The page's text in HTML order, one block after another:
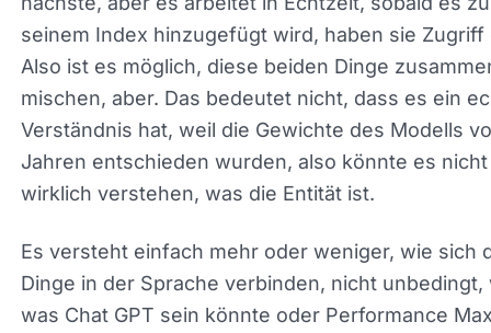
Dezember angekündigt. Und es arbeitet
einigen Daten in Echtzeit. Also wie echte
es auf eine Nachricht von vor Minuten verweisen.
Nun, okay. Vielleicht nicht wie das letzte, was ich
gesehen habe, war wie Stunden zuvor war, war
nächste, aber es arbeitet in Echtzeit, sobald es zu
darauf. Also ist es möglich, diese beiden Dinge
zusammen zu mischen, aber. Das bedeutet